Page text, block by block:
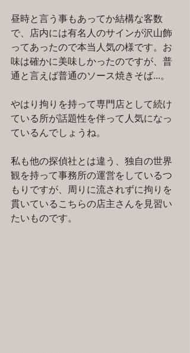
昼時と言う事もあってか結構な客数
で、店内には有名人のサインが沢山飾
ってあったので本当人気の様です。お
味は確かに美味しかったのですが、普
通と言えば普通のソース焼きそば...。
やはり拘りを持って専門店として続け
ている所が話題性を伴って人気になっ
ているんでしょうね。
私も他の探偵社とは違う、独自の世界
観を持って事務所の運営をしているつ
もりですが、周りに流されずに拘りを
貫いているこちらの店主さんを見習い
たいものです。